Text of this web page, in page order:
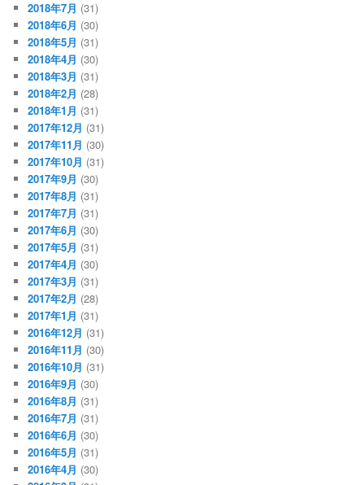
2018年7月 (31)
2018年6月 (30)
2018年5月 (31)
2018年4月 (30)
2018年3月 (31)
2018年2月 (28)
2018年1月 (31)
2017年12月 (31)
2017年11月 (30)
2017年10月 (31)
2017年9月 (30)
2017年8月 (31)
2017年7月 (31)
2017年6月 (30)
2017年5月 (31)
2017年4月 (30)
2017年3月 (31)
2017年2月 (28)
2017年1月 (31)
2016年12月 (31)
2016年11月 (30)
2016年10月 (31)
2016年9月 (30)
2016年8月 (31)
2016年7月 (31)
2016年6月 (30)
2016年5月 (31)
2016年4月 (30)